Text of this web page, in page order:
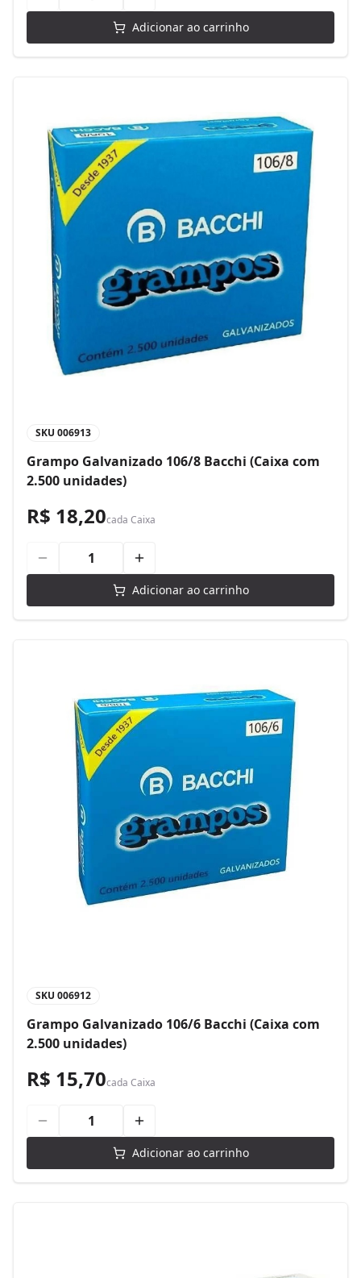
Adicionar ao carrinho
SKU 006913
Grampo Galvanizado 106/8 Bacchi (Caixa com
2.500 unidades)
R$ 18,20cada Caixa
Adicionar ao carrinho
SKU 006912
Grampo Galvanizado 106/6 Bacchi (Caixa com
2.500 unidades)
R$ 15,70cada Caixa
Adicionar ao carrinho